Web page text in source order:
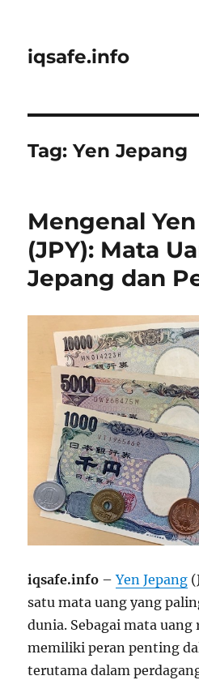
iqsafe.info
Tag:Yen Jepang
Mengenal
(JPY): Mata
Jepang dan
iqsafe.info –Yen Jepang
satu mata uang yang
dunia. Sebagai mata uang
memiliki peran penting
terutama dalam